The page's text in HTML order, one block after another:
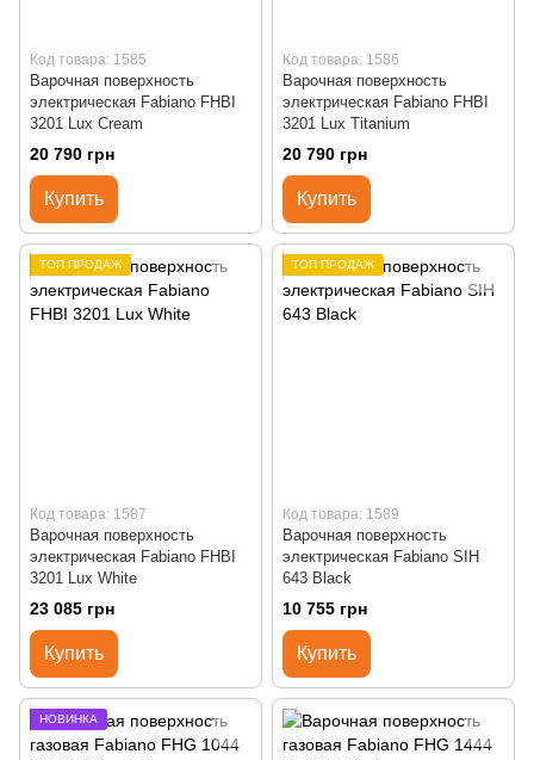
Код товара: 1585
Варочная поверхность
электрическая Fabiano FHBI
3201 Lux Cream
20 790 грн
Купить
Код товара: 1586
Варочная поверхность
электрическая Fabiano FHBI
3201 Lux Titanium
20 790 грн
Купить
ТОП ПРОДАЖ
Код товара: 1587
Варочная поверхность
электрическая Fabiano FHBI
3201 Lux White
23 085 грн
Купить
ТОП ПРОДАЖ
Код товара: 1589
Варочная поверхность
электрическая Fabiano SIH
643 Black
10 755 грн
Купить
НОВИНКА